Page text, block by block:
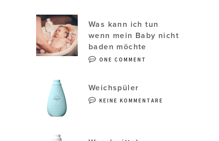
Was kann ich tun
wenn mein Baby nicht
baden möchte
ONE COMMENT
Weichspüler
KEINE KOMMENTARE